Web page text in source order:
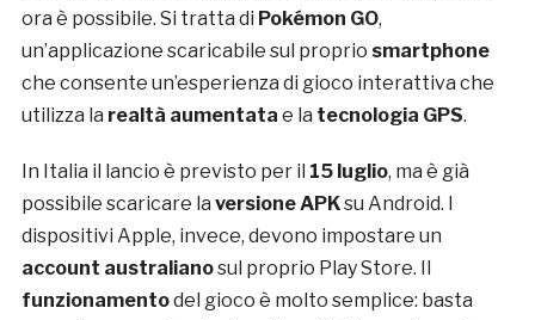
ora è possibile. Si tratta di Pokémon GO,
un’applicazione scaricabile sul proprio smartphone
che consente un’esperienza di gioco interattiva che
utilizza la realtà aumentata e la tecnologia GPS.
In Italia il lancio è previsto per il 15 luglio, ma è già
possibile scaricare la versione APKsu Android. I
dispositivi Apple, invece, devono impostare un
account australianosul proprio Play Store. Il
funzionamentodel gioco è molto semplice: basta